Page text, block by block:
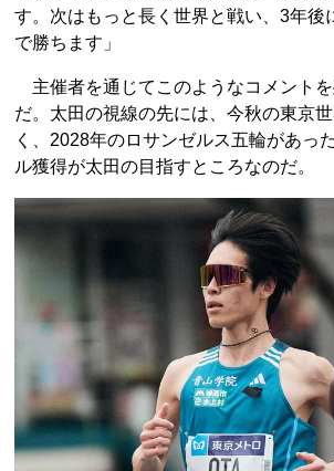
す。次はもっと長く世界と戦い、3年後
で勝ちます」
主催者を通じてこのようなコメント
だ。太田の視線の先には、今秋の東京
く、2028年のロサンゼルス五輪があっ
ル獲得が太田の目指すところなのだ。